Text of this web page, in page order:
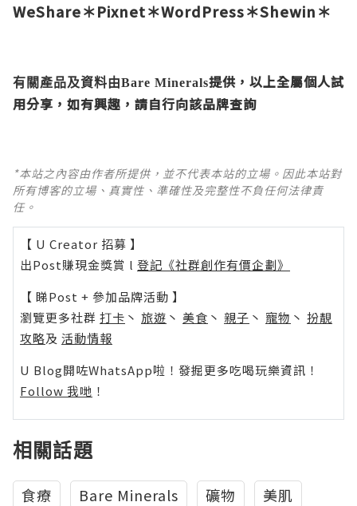
WeShare＊Pixnet＊WordPress＊Shewin＊
有關產品及資料由Bare Minerals提供，以上全屬個人試
用分享，如有興趣，請自行向該品牌查詢
*本站之內容由作者所提供，並不代表本站的立場。因此本站對
所有博客的立場、真實性、準確性及完整性不負任何法律責
任。
【 U Creator 招募 】
出Post賺現金獎賞 l 登記《社群創作有價企劃》
【 睇Post + 參加品牌活動 】
瀏覽更多社群 打卡 丶 旅遊 丶 美食 丶 親子 丶 寵物 丶 扮靚
攻略及 活動情報
U Blog開咗WhatsApp啦！發掘更多吃喝玩樂資訊！
Follow 我哋 ！
相關話題
食療 Bare Minerals 礦物
美肌